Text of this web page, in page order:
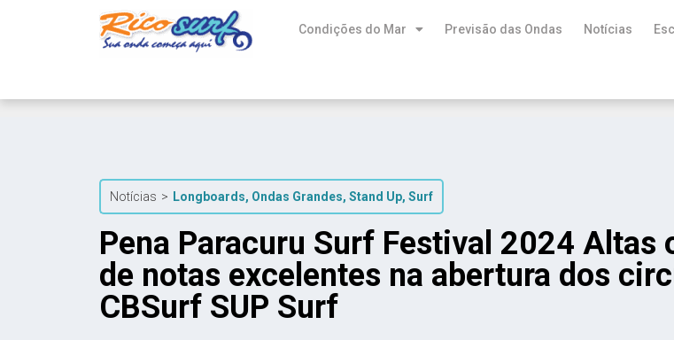
Condições do Mar Previsão das Ondas Notícias
Notícias > Longboards, Ondas Grandes, Stand Up, Surf
Pena Paracuru Surf Festival 2024 Altas
de notas excelentes na abertura dos
CBSurf SUP Surf